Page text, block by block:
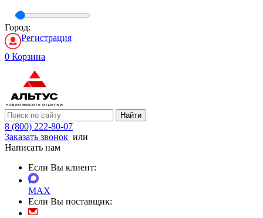
Город:
Регистрация
0 Корзина
Найти
8 (800) 222-80-07
Заказать звонок или
Написать нам
Если Вы клиент:
MAX
Если Вы поставщик: